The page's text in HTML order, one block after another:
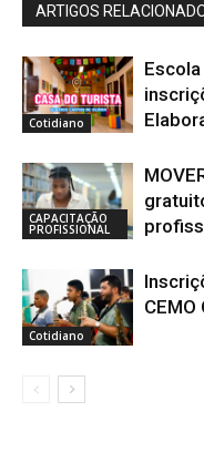
ARTIGOS
Cotidiano
CAPACITAÇÃO
PROFISSIONAL
Cotidiano